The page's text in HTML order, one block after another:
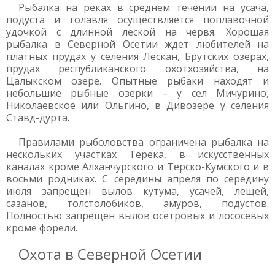
Рыбалка на реках в среднем течении на усача,
подуста и голавля осуществляется поплавочной
удочкой с длинной леской на червя. Хорошая
рыбалка в Северной Осетии ждет любителей на
платных прудах у селения Лескан, Брутских озерах,
прудах республиканского охотхозяйства, на
Цалыкском озере. Опытные рыбаки находят и
небольшие рыбные озерки – у сел Мичурино,
Николаевское или Ольгино, в Дивозере у селения
Ставд-дурта.
Правилами рыболовства ограничена рыбалка на
нескольких участках Терека, в искусственных
каналах кроме Алханчурского и Терско-Кумского и в
восьми родниках. С середины апреля по середину
июля запрещен вылов кутума, усачей, лещей,
сазанов, толстолобиков, амуров, подустов.
Полностью запрещен вылов осетровых и лососевых
кроме форели.
Охота в Северной Осетии